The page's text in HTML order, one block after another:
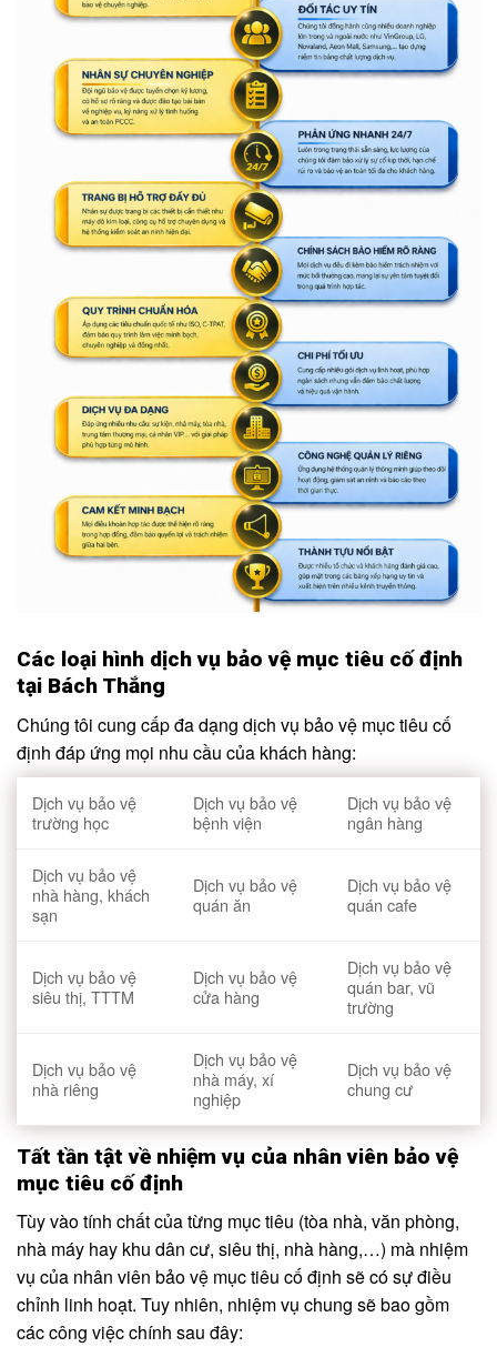
Các loại hình dịch vụ bảo vệ mục tiêu cố định
tại Bách Thắng
Chúng tôi cung cấp đa dạng dịch vụ bảo vệ mục tiêu cố
định đáp ứng mọi nhu cầu của khách hàng:
Dịch vụ bảo vệ
trường học
Dịch vụ bảo vệ
bệnh viện
Dịch vụ bảo vệ
ngân hàng
Dịch vụ bảo vệ
nhà hàng, khách
sạn
Dịch vụ bảo vệ
quán ăn
Dịch vụ bảo vệ
quán cafe
Dịch vụ bảo vệ
siêu thị, TTTM
Dịch vụ bảo vệ
cửa hàng
Dịch vụ bảo vệ
quán bar, vũ
trường
Dịch vụ bảo vệ
nhà riêng
Dịch vụ bảo vệ
nhà máy, xí
nghiệp
Dịch vụ bảo vệ
chung cư
Tất tần tật về nhiệm vụ của nhân viên bảo vệ
mục tiêu cố định
Tùy vào tính chất của từng mục tiêu (tòa nhà, văn phòng,
nhà máy hay khu dân cư, siêu thị, nhà hàng,…) mà nhiệm
vụ của nhân viên bảo vệ mục tiêu cố định sẽ có sự điều
chỉnh linh hoạt. Tuy nhiên, nhiệm vụ chung sẽ bao gồm
các công việc chính sau đây: